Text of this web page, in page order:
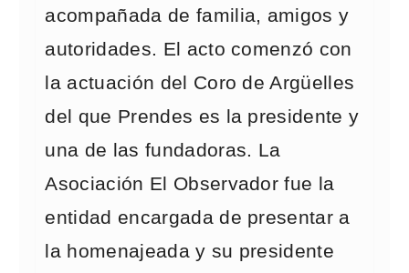
acompañada de familia, amigos y
autoridades. El acto comenzó con
la actuación del Coro de Argüelles
del que Prendes es la presidente y
una de las fundadoras. La
Asociación El Observador fue la
entidad encargada de presentar a
la homenajeada y su presidente